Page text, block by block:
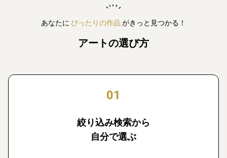
あなたに ぴったりの作品 がきっと見つかる！
アートの選び方
01
絞り込み検索から
自分で選ぶ